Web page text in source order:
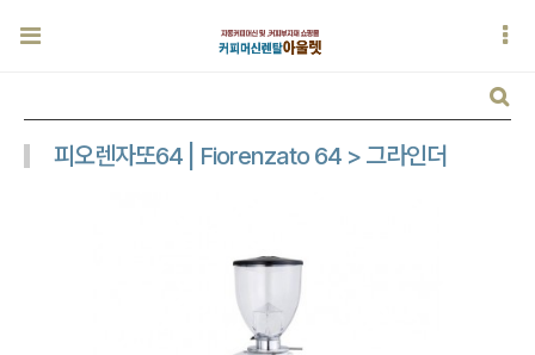
피오렌자또64 | Fiorenzato 64 > 그라인더